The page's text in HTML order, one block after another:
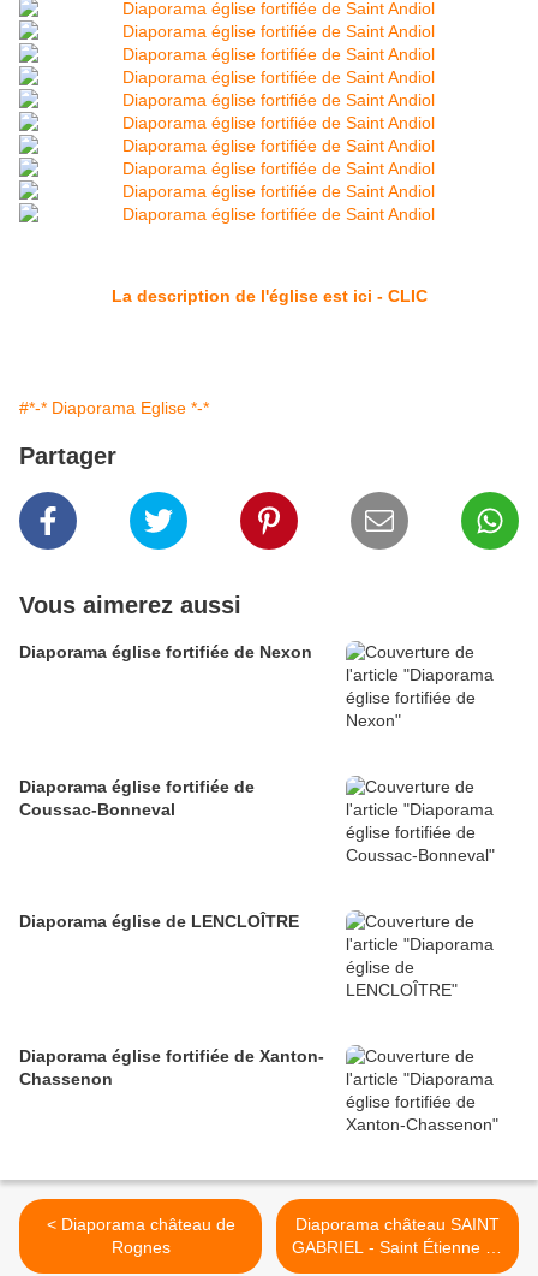
La description de l'église est ici - CLIC
#*-* Diaporama Eglise *-*
Partager
Vous aimerez aussi
Diaporama église fortifiée de Nexon
Diaporama église fortifiée de
Coussac-Bonneval
Diaporama église de LENCLOÎTRE
Diaporama église fortifiée de Xanton-
Chassenon
< Diaporama château de
Rognes
Diaporama château SAINT
GABRIEL - Saint Étienne du
Grès >